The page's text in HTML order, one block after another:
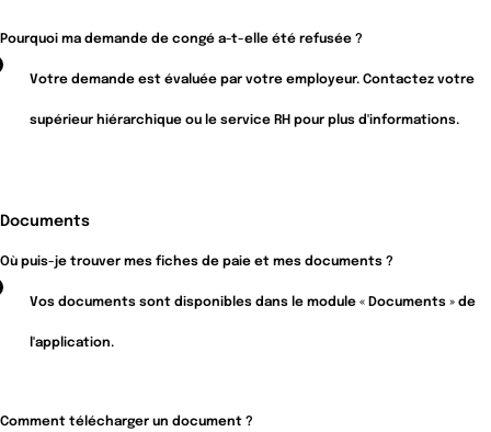
Pourquoi ma demande de congé a-t-elle été refusée ?
Votre demande est évaluée par votre employeur. Contactez votre
supérieur hiérarchique ou le service RH pour plus d'informations.
Documents
Où puis-je trouver mes fiches de paie et mes documents ?
Vos documents sont disponibles dans le module « Documents » de
l'application.
Comment télécharger un document ?